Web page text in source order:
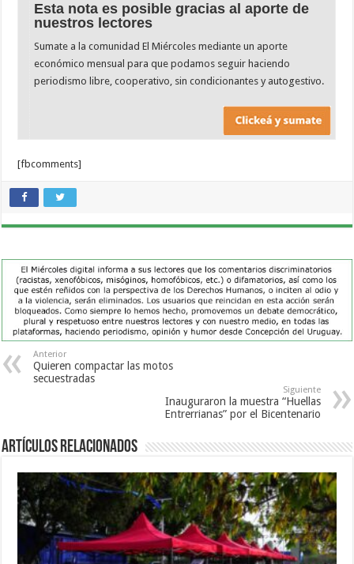
Esta nota es posible gracias al aporte de
nuestros lectores
Sumate a la comunidad El Miércoles mediante un aporte
económico mensual para que podamos seguir haciendo
periodismo libre, cooperativo, sin condicionantes y autogestivo.
[fbcomments]
Anterior
Quieren compactar las motos
secuestradas
Siguiente
Inauguraron la muestra “Huellas
Entrerrianas” por el Bicentenario
Artículos Relacionados